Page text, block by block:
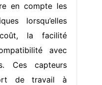
en compte les
lorsqu’elles
la facilité
avec
Ces capteurs
de travail à